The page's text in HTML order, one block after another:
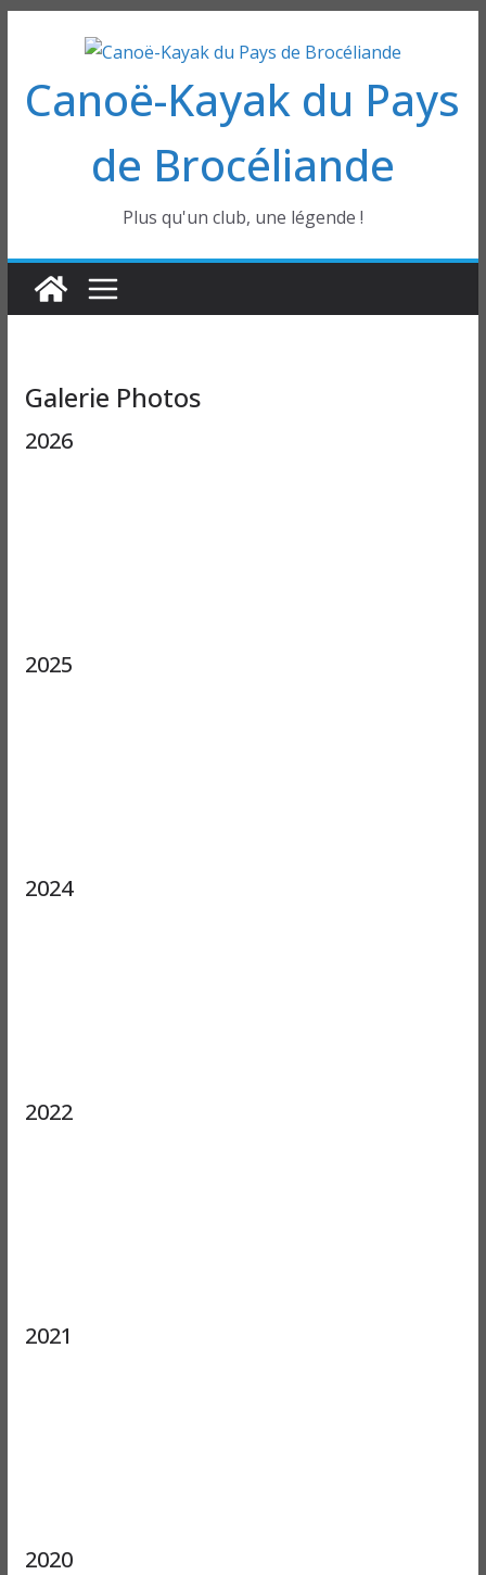
contenu
Canoë-Kayak du Pays
de Brocéliande
Plus qu'un club, une légende !
Galerie Photos
2026
2025
2024
2022
2021
2020